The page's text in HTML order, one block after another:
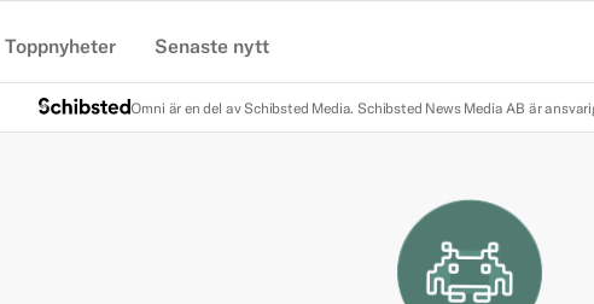
Toppnyheter Senaste nytt
Omni är en del av Schibsted Media. Schibsted News Media AB är